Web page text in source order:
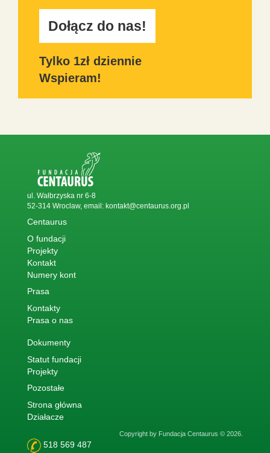
Dołącz do nas!
Tylko 1zł dziennie
Wspieram!
ul. Wałbrzyska nr 6-8
52-314 Wroclaw, email: kontakt@centaurus.org.pl
Centaurus
O fundacji
Projekty
Kontakt
Numery kont
Prasa
Kontakty
Prasa o nas
Dokumenty
Statut fundacji
Projekty
Pozostałe
Strona główna
Działacze
Copyright by Fundacja Centaurus © 2026.
518 569 487